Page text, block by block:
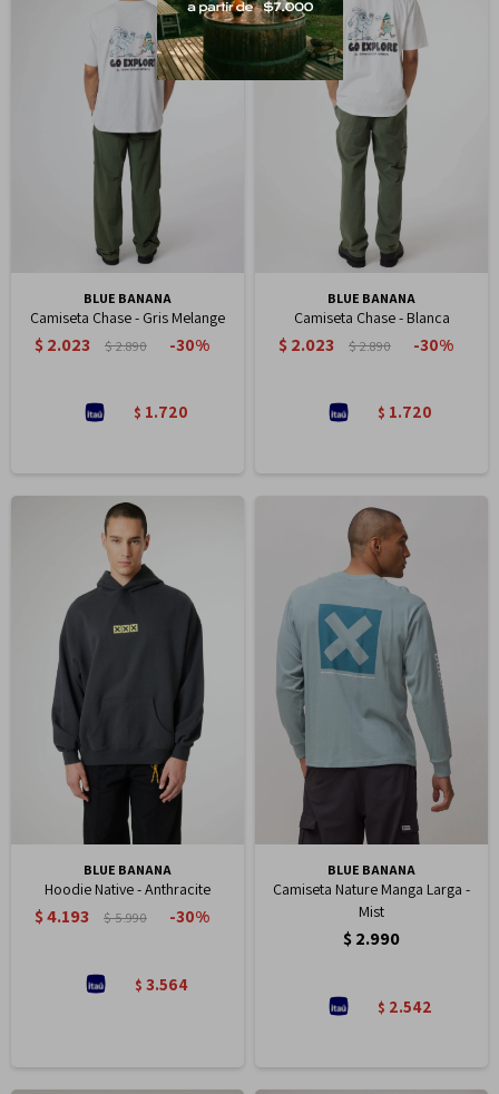
BLUE BANANA
Camiseta Chase - Gris Melange
$2.023 $2.890 30
$ 1.720
BLUE BANANA
Camiseta Chase - Blanca
$2.023 $2.890 30
$ 1.720
BLUE BANANA
Hoodie Native - Anthracite
$4.193 $5.990 30
$ 3.564
BLUE BANANA
Camiseta Nature Manga Larga -
Mist
$2.990
$ 2.542